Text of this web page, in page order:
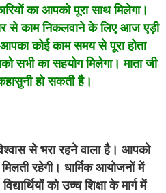
का आपको पूरा साथ मिलेगा।
से काम निकलवाने के लिए आज एड़ी
आपका कोई काम समय से पूरा होता
सभी का सहयोग मिलेगा। माता जी
हो सकती है।
से भरा रहने वाला है। आपको
रहेगी। धार्मिक आयोजनों में
को उच्च शिक्षा के मार्ग में